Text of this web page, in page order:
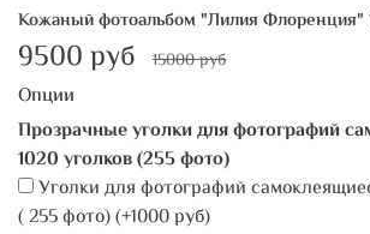
Кожаный фотоальбом "Лилия Флоренция"
9500 руб 15000 руб
Опции
Прозрачные уголки для фотографий
1020 уголков (255 фото)
Уголки для фотографий
( 255 фото)(+1000 руб)